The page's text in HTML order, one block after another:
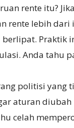
rente itu?
rente lebih
berlipat.
Anda tahu
politisi yang
aturan diubah
celah